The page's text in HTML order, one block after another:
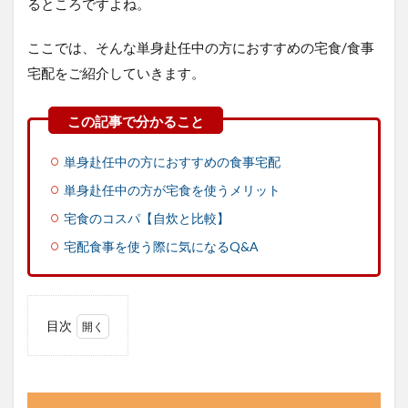
るところですよね。
ここでは、そんな単身赴任中の方におすすめの宅食/食事
宅配をご紹介していきます。
単身赴任中の方におすすめの食事宅配
単身赴任中の方が宅食を使うメリット
宅食のコスパ【自炊と比較】
宅配食事を使う際に気になるQ&A
目次